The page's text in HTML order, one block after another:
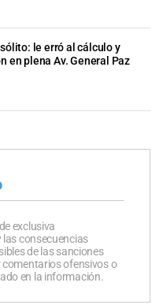
le erró al cálculo y
en plena Av. General Paz
exclusiva
consecuencias
de las sanciones
comentarios ofensivos o
en la información.